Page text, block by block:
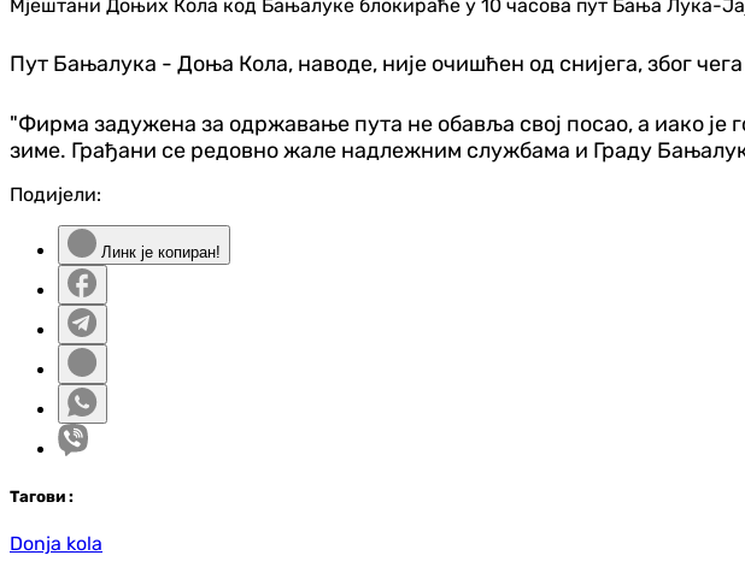
Мјештани Доњих Кола код Бањалуке блокираће у 10 часова пут Бања Лука-
Пут Бањалука - Доња Кола, наводе, није очишћен од снијега, због
"Фирма задужена за одржавање пута не обавља свој посао, а иако
зиме. Грађани се редовно жале надлежним службама и Граду
Подијели:
Линк је копиран!
Тагови :
Donja kola